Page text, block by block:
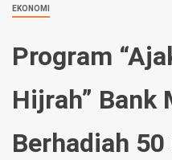
EKONOMI
Program
Hijrah” Bank
Berhadiah